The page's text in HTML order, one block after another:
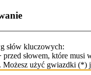
słów kluczowych:
przed słowem, które musi
Możesz użyć gwiazdki (*)